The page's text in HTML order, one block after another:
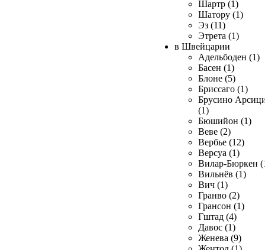
Шартр (1)
Шатору (1)
Эз (11)
Этрета (1)
в Швейцарии
Адельбоден (1)
Басен (1)
Блоне (5)
Бриссаго (1)
Брусино
(1)
Бюшийон (1)
Веве (2)
Вербье (12)
Версуа (1)
Вилар-Бюркен
Вильнёв (1)
Вич (1)
Гранво (2)
Грансон (1)
Гштад (4)
Давос (1)
Женева (9)